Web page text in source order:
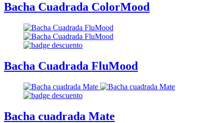
Bacha Cuadrada ColorMood
Bacha Cuadrada FluMood
Bacha cuadrada Mate